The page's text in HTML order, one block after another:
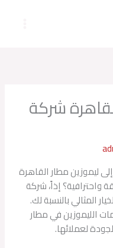
شركة
ليموزين مطار القاهرة
واحترافية؟ إذاً، شركة
المثالي بالنسبة لك.
الليموزين في مطار
لعملائها.